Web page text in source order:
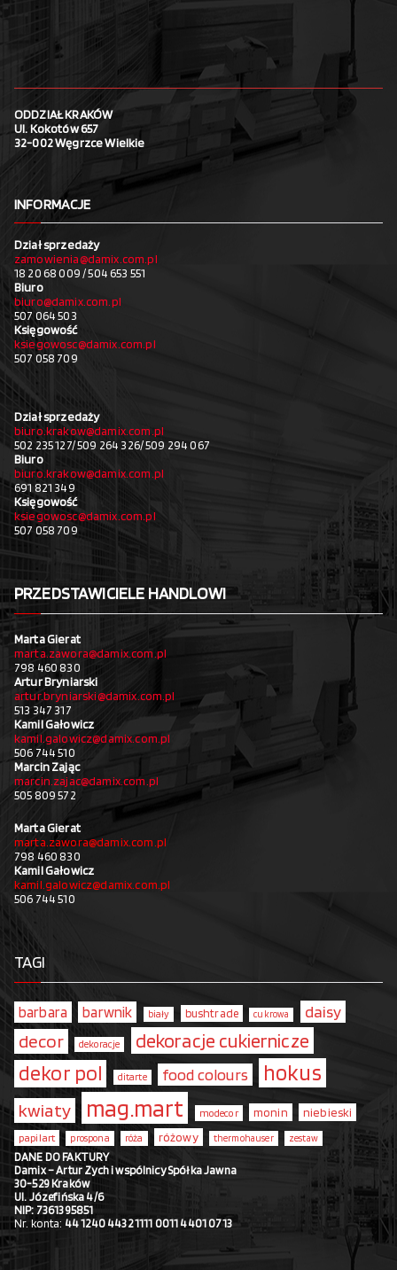
ODDZIAŁ KRAKÓW
Ul. Kokotów 657
32-002 Węgrzce Wielkie
INFORMACJE
Dział sprzedaży
zamowienia@damix.com.pl
18 20 68 009 / 504 653 551
Biuro
biuro@damix.com.pl
507 064 503
Księgowość
ksiegowosc@damix.com.pl
507 058 709
Dział sprzedaży
biuro.krakow@damix.com.pl
502 235 127/ 509 264 326/ 509 294 067
Biuro
biuro.krakow@damix.com.pl
691 821 349
Księgowość
ksiegowosc@damix.com.pl
507 058 709
PRZEDSTAWICIELE HANDLOWI
Marta Gierat
marta.zawora@damix.com.pl
798 460 830
Artur Bryniarski
artur.bryniarski@damix.com.pl
513 347 317
Kamil Gałowicz
kamil.galowicz@damix.com.pl
506 744 510
Marcin Zając
marcin.zajac@damix.com.pl
505 809 572
Marta Gierat
marta.zawora@damix.com.pl
798 460 830
Kamil Gałowicz
kamil.galowicz@damix.com.pl
506 744 510
TAGI
barbara barwnik biały bushtrade cukrowa daisy
decor dekoracje dekoracje cukiernicze
dekor pol ditarte food colours hokus
kwiaty mag.mart modecor monin niebieski
papilart prospona róża różowy thermohauser zestaw
DANE DO FAKTURY
Damix – Artur Zych i wspólnicy Spółka Jawna
30-529 Kraków
Ul. Józefińska 4/6
NIP: 7361395851
Nr. konta: 44 1240 4432 1111 0011 4401 0713